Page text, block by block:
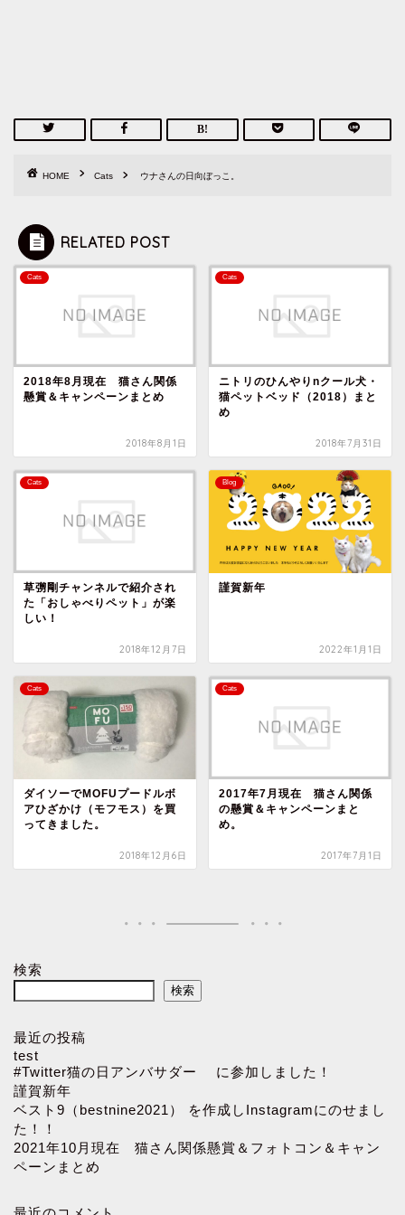
HOME Cats ウナさんの日向ぼっこ。
RELATED POST
Cats
2018年8月現在 猫さん関係
懸賞＆キャンペーンまとめ
2018年8月1日
Cats
ニトリのひんやりnクール犬・
猫ペットベッド（2018）まと
め
2018年7月31日
Cats
草彅剛チャンネルで紹介され
た「おしゃべりペット」が楽
しい！
2018年12月7日
Blog
謹賀新年
2022年1月1日
Cats
ダイソーでMOFUプードルボ
アひざかけ（モフモス）を買
ってきました。
2018年12月6日
Cats
2017年7月現在 猫さん関係
の懸賞＆キャンペーンまと
め。
2017年7月1日
検索
検索
最近の投稿
test
#Twitter猫の日アンバサダー に参加しました！
謹賀新年
ベスト9（bestnine2021） を作成しInstagramにのせまし
た！！
2021年10月現在 猫さん関係懸賞＆フォトコン＆キャン
ペーンまとめ